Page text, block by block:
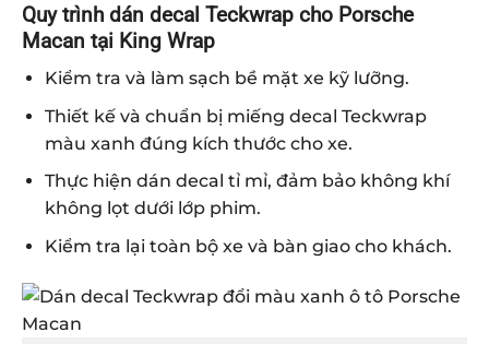
Quy trình dán decal Teckwrap cho Porsche
Macan tại King Wrap
Kiểm tra và làm sạch bề mặt xe kỹ lưỡng.
Thiết kế và chuẩn bị miếng decal Teckwrap
màu xanh đúng kích thước cho xe.
Thực hiện dán decal tỉ mỉ, đảm bảo không khí
không lọt dưới lớp phim.
Kiểm tra lại toàn bộ xe và bàn giao cho khách.